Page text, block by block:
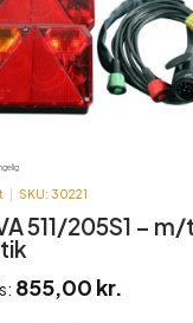
SKU: 30221
511/205S1 –
855,00 kr.